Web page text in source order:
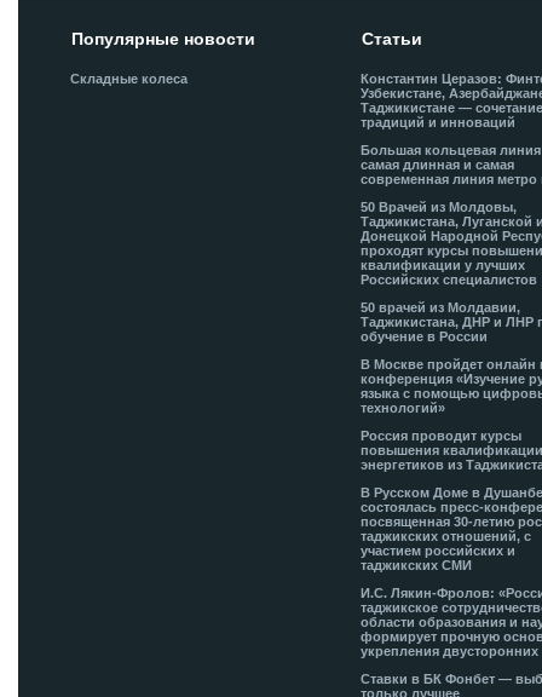
Популярные новости
Складные колеса
Статьи
Константин Церазов:
Узбекистане,
Таджикистане —
традиций и инноваций
Большая кольцевая
самая длинная и самая
современная линия метро
50 Врачей из Молдовы,
Таджикистана, Луганской
Донецкой Народной
проходят курсы
квалификации у лучших
Российских специалистов
50 врачей из Молдавии,
Таджикистана, ДНР и ЛНР
обучение в России
В Москве пройдет онлайн
конференция «Изучение
языка с помощью
технологий»
Россия проводит курсы
повышения
энергетиков из
В Русском Доме в
состоялась пресс-
посвященная 30-летию
таджикских отношений, с
участием российских и
таджикских СМИ
И.С. Лякин-Фролов:
таджикское
области образования и
формирует прочную
укрепления двусторонних
Ставки в БК Фонбет —
только лучшее